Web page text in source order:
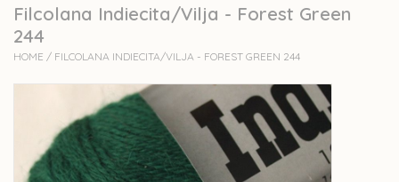
Accessoires
workshops
Solden
Filcolana Indiecita/Vilja - Forest Green
244
HOME / FILCOLANA INDIECITA/VILJA - FOREST GREEN 244